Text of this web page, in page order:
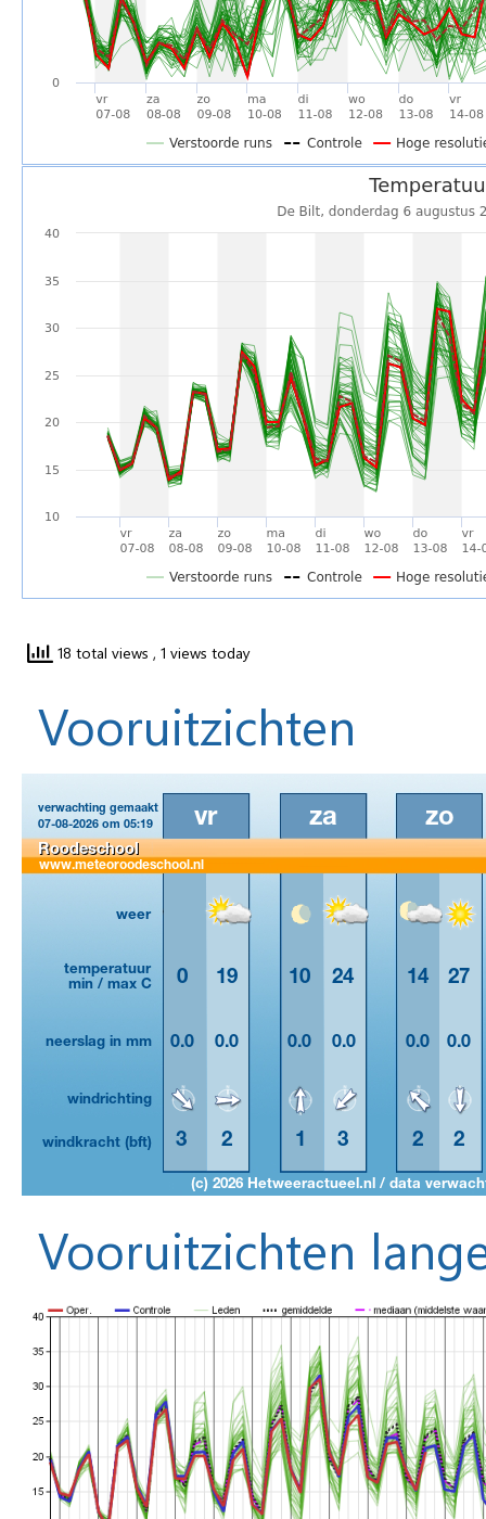
18 total views , 1 views today
Vooruitzichten
Vooruitzichten